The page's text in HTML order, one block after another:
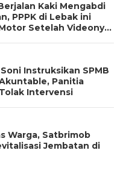
Kaki Mengabdi
PPPK di Lebak ini
Setelah Videonya
Instruksikan SPMB
Panitia
Intervensi
Warga, Satbrimob
Jembatan di